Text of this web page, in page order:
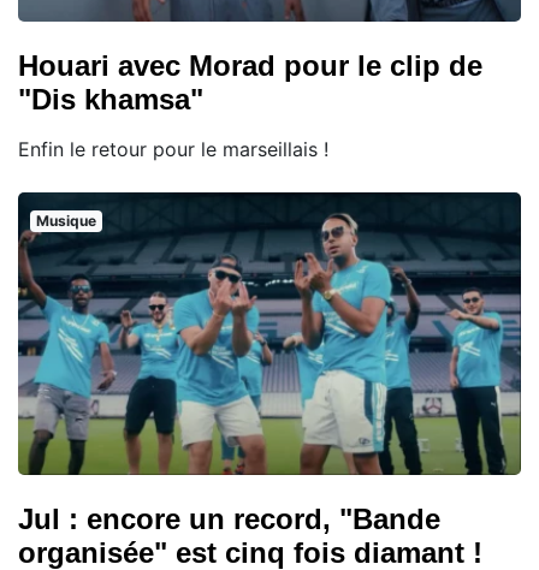
Houari avec Morad pour le clip de
"Dis khamsa"
Enfin le retour pour le marseillais !
Musique
Jul : encore un record, "Bande
organisée" est cinq fois diamant !